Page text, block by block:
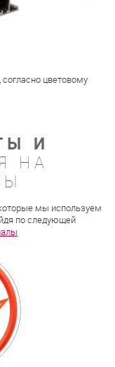
цветовому
И
НА
мы используем
по следующей